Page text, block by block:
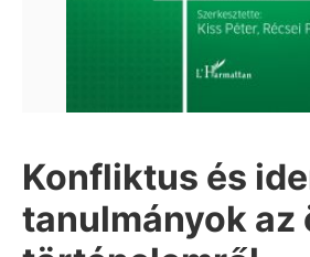
Konfliktus és
tanulmányok az